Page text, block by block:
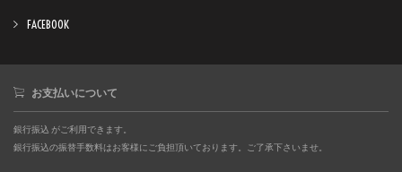
FACEBOOK
お支払いについて
銀行振込 がご利用できます。
銀行振込の振替手数料はお客様にご負担頂いております。ご了承下さいませ。